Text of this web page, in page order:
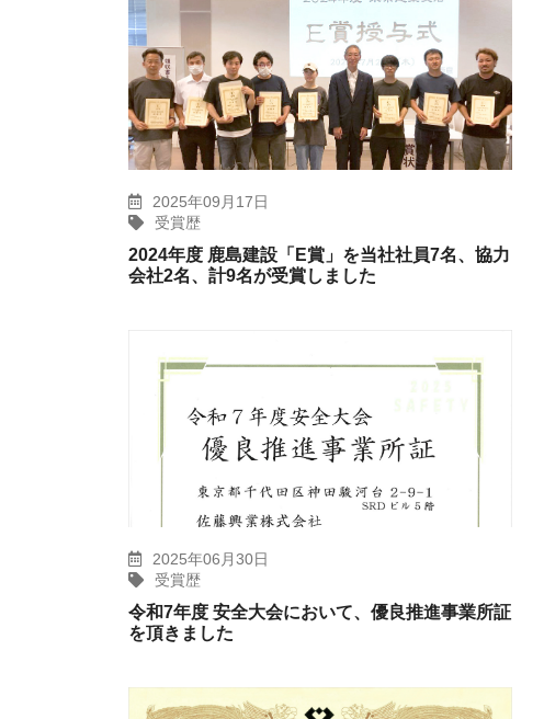
2025年09月17日
受賞歴
2024年度 鹿島建設「E賞」を当社社員7名、協力
会社2名、計9名が受賞しました
2025年06月30日
受賞歴
令和7年度 安全大会において、優良推進事業所証
を頂きました